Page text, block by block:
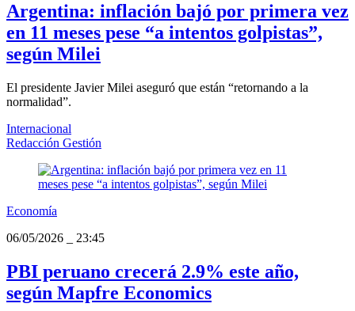
Argentina: inflación bajó por primera vez
en 11 meses pese “a intentos golpistas”,
según Milei
El presidente Javier Milei aseguró que están “retornando a la
normalidad”.
Internacional
Redacción Gestión
Economía
06/05/2026
23:45
PBI peruano crecerá 2.9% este año,
según Mapfre Economics